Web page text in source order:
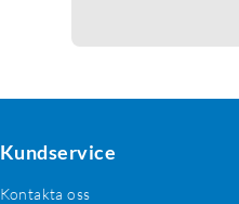
Kundservice
Kontakta oss